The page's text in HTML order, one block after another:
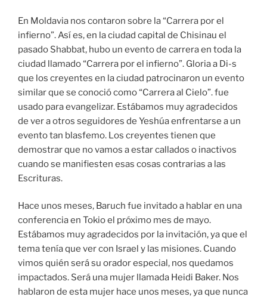
En Moldavia nos contaron sobre la “Carrera por el
infierno”. Así es, en la ciudad capital de Chisinau el
pasado Shabbat, hubo un evento de carrera en toda la
ciudad llamado “Carrera por el infierno”. Gloria a Di-s
que los creyentes en la ciudad patrocinaron un evento
similar que se conoció como “Carrera al Cielo”. fue
usado para evangelizar. Estábamos muy agradecidos
de ver a otros seguidores de Yeshúa enfrentarse a un
evento tan blasfemo. Los creyentes tienen que
demostrar que no vamos a estar callados o inactivos
cuando se manifiesten esas cosas contrarias a las
Escrituras.
Hace unos meses, Baruch fue invitado a hablar en una
conferencia en Tokio el próximo mes de mayo.
Estábamos muy agradecidos por la invitación, ya que el
tema tenía que ver con Israel y las misiones. Cuando
vimos quién será su orador especial, nos quedamos
impactados. Será una mujer llamada Heidi Baker. Nos
hablaron de esta mujer hace unos meses, ya que nunca